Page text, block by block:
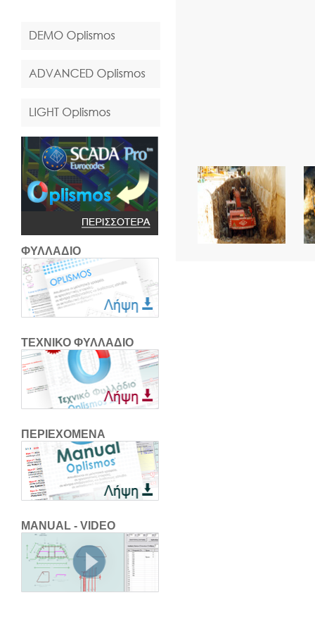
ΦΥΛΛΑΔΙΟ
ΤΕΧΝΙΚΟ ΦΥΛΛΑΔΙΟ
ΠΕΡΙΕΧΟΜΕΝΑ
MANUAL - VIDEO